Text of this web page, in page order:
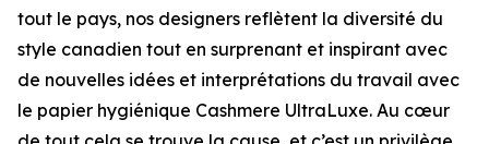
tout le pays, nos designers reflètent la diversité du
style canadien tout en surprenant et inspirant avec
de nouvelles idées et interprétations du travail avec
le papier hygiénique Cashmere UltraLuxe. Au cœur